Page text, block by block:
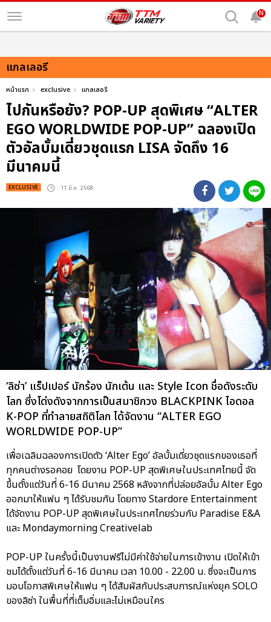
N
แกลเลอรี
หน้าแรก exclusive แกลเลอรี
ไปกันหรือยัง? POP-UP สุดพิเศษ “ALTER
EGO WORLDWIDE POP-UP” ฉลองเปิด
ตัวอัลบั้มเดี่ยวชุดแรก LISA จัดถึง 16
มีนาคมนี้
EXCLUSIVE : 11 มี.ค. 2568
‘ลิซ่า’ แร็ปเปอร์ นักร้อง นักเต้น และ Style Icon ชื่อดังระดับ
โลก ซึ่งโด่งดังจากการเป็นสมาชิกวง BLACKPINK ไอดอล
K-POP ที่ทำลายสถิติโลก ได้จัดงาน “ALTER EGO
WORLDWIDE POP-UP”
เพื่อเฉลิมฉลองการเปิดตัว ‘Alter Ego’ อัลบั้มเดี่ยวชุดแรกของเธอที่
ทุกคนต่างรอคอย โดยงาน POP-UP สุดพิเศษในประเทศไทยนี้ จัด
ขึ้นตั้งแต่วันที่ 6-16 มีนาคม 2568 หลังจากที่ปล่อยอัลบั้ม Alter Ego
ออกมาให้แฟน ๆ ได้รับชมกัน โดยทาง Stardore Entertainment
ได้จัดงาน POP-UP สุดพิเศษในประเทศไทยร่วมกับ Paradise E&A
และ Mondaymorning Creativelab
POP-UP ในครั้งนี้เป็นงานฟรีไม่มีค่าใช้จ่ายในการเข้างาน เปิดให้เข้า
ชมได้ตั้งแต่วันที่ 6-16 มีนาคม เวลา 10.00 - 22.00 น. ซึ่งจะเป็นการ
มอบโอกาสพิเศษให้แฟน ๆ ได้สัมผัสกับประสบการณ์แห่งยุค SOLO
ของลิซ่า ในพื้นที่ที่เต็มอิ่มและไม่เหมือนใคร